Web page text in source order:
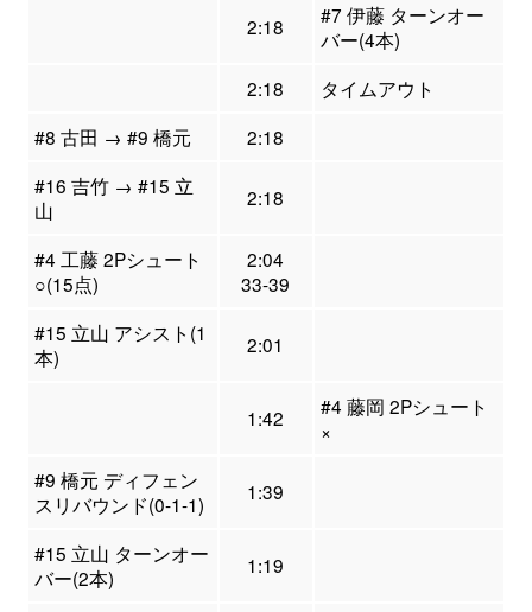
2:18
#7 伊藤 ターンオー
バー(4本)
2:18
タイムアウト
#8 古田 → #9 橋元
2:18
#16 吉竹 → #15 立
山
2:18
#4 工藤 2Pシュート
○(15点)
2:04
33-39
#15 立山 アシスト(1
本)
2:01
1:42
#4 藤岡 2Pシュート
×
#9 橋元 ディフェン
スリバウンド(0-1-1)
1:39
#15 立山 ターンオー
バー(2本)
1:19